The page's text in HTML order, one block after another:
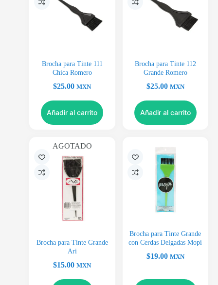
Brocha para Tinte 111
Chica Romero
$25.00 MXN
Añadir al carrito
Brocha para Tinte 112
Grande Romero
$25.00 MXN
Añadir al carrito
AGOTADO
Brocha para Tinte Grande
Ari
$15.00 MXN
Brocha para Tinte Grande
con Cerdas Delgadas Mopi
$19.00 MXN